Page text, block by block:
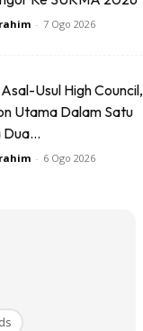
- 7 Ogo 2026
Usul High Council,
Utama Dalam Satu
- 6 Ogo 2026